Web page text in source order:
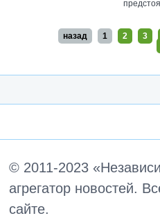
назад 1 2 3
© 2011-2023
агрегатор новостей.
сайте.